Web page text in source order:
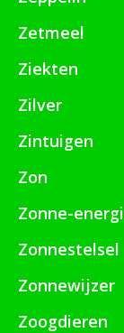
Zetmeel
Ziekten
Zilver
Zintuigen
Zon
Zonne-
Zonnestelsel
Zonnewijzer
Zoogdieren